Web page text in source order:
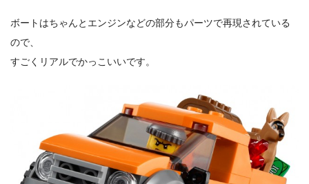
ボートはちゃんとエンジンなどの部分もパーツで再現されている
ので、
すごくリアルでかっこいいです。